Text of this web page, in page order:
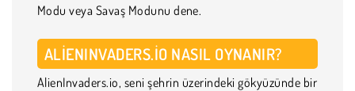
Modu veya Savaş Modunu dene.
ALIENINVADERS.IO NASIL OYNANIR?
AlienInvaders.io, seni şehrin üzerindeki gökyüzünde bir